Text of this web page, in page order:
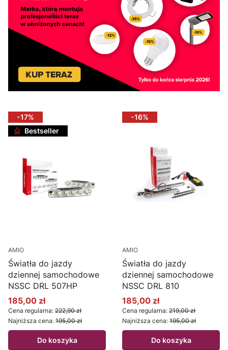
-17%
Bestseller
AMIO
Światła do jazdy
dziennej samochodowe
NSSC DRL 507HP
Cena promocyjna
185,00 zł
Cena regularna: 222,90 zł
Najniższa cena: 195,00 zł
Do koszyka
-16%
AMIO
Światła do jazdy
dziennej samochodowe
NSSC DRL 810
Cena promocyjna
185,00 zł
Cena regularna: 219,00 zł
Najniższa cena: 195,00 zł
Do koszyka